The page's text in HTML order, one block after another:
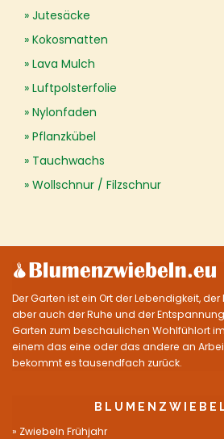
Jutesäcke
Kokosmatten
Lava Mulch
Luftpolsterfolie
Nylonfaden
Pflanzkübel
Tauchwachs
Wollschnur / Filzschnur
Der Garten ist ein Ort der Lebendigkeit,
aber auch der Ruhe und der
Garten zum beschaulichen Wohlfühlort
einem das eine oder das andere an
bekommt es tausendfach zurück.
Zwiebeln Frühjahr